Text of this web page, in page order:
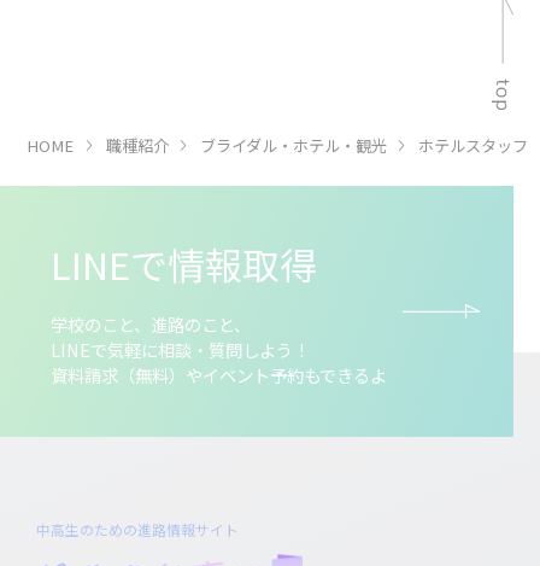
HOME 職種紹介 ブライダル・ホテル・観光 ホテルスタッフ
LINEで情報取得
学校のこと、進路のこと、
LINEで気軽に相談・質問しよう！
資料請求（無料）やイベント予約もできるよ
中高生のための進路情報サイト